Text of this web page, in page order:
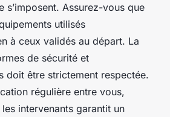
s’imposent. Assurez-vous que
utilisés
à ceux validés au départ. La
de sécurité et
doit être strictement respectée.
régulière entre vous,
les intervenants garantit un